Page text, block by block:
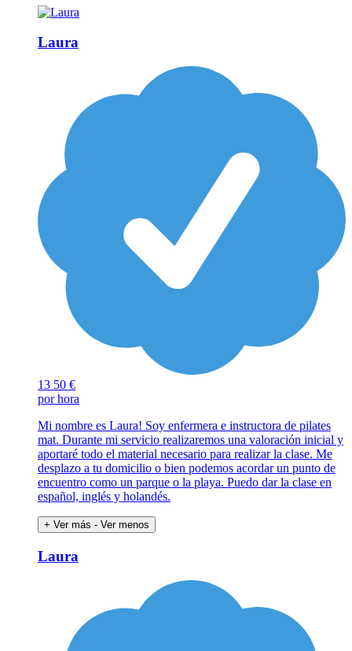
Laura
13 50 €
por hora
Mi nombre es Laura! Soy enfermera e instructora de pilates
mat. Durante mi servicio realizaremos una valoración inicial y
aportaré todo el material necesario para realizar la clase. Me
desplazo a tu domicilio o bien podemos acordar un punto de
encuentro como un parque o la playa. Puedo dar la clase en
español, inglés y holandés.
+ Ver más - Ver menos
Laura